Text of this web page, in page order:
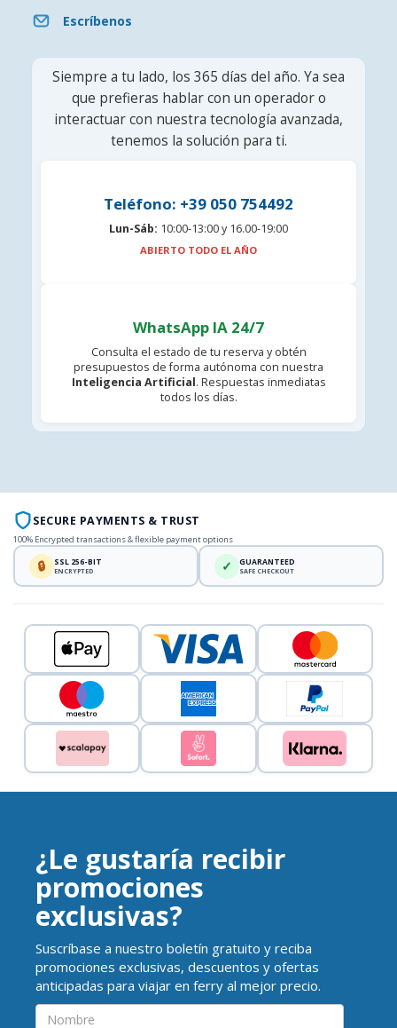
Escríbenos
Siempre a tu lado, los 365 días del año. Ya sea
que prefieras hablar con un operador o
interactuar con nuestra tecnología avanzada,
tenemos la solución para ti.
Teléfono: +39 050 754492
Lun-Sáb: 10:00-13:00 y 16.00-19:00
ABIERTO TODO EL AÑO
WhatsApp IA 24/7
Consulta el estado de tu reserva y obtén
presupuestos de forma autónoma con nuestra
Inteligencia Artificial. Respuestas inmediatas
todos los días.
SECURE PAYMENTS & TRUST
100% Encrypted transactions & flexible payment options
🔒 SSL 256-BIT
ENCRYPTED ✓ GUARANTEED
SAFE CHECKOUT
¿Le gustaría recibir
promociones
exclusivas?
Suscríbase a nuestro boletín gratuito y reciba
promociones exclusivas, descuentos y ofertas
anticipadas para viajar en ferry al mejor precio.